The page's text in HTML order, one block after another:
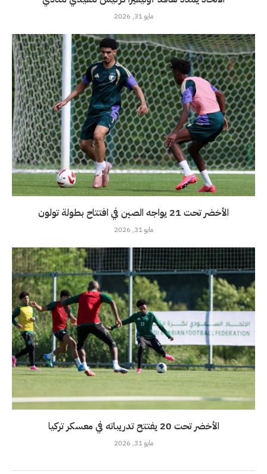
مايو 31, 2026
الأخضر تحت 21 يواجه الصين في افتتاح بطولة تولون
مايو 31, 2026
الأخضر تحت 20 يفتتح تدريباته في معسكر تركيا
مايو 31, 2026